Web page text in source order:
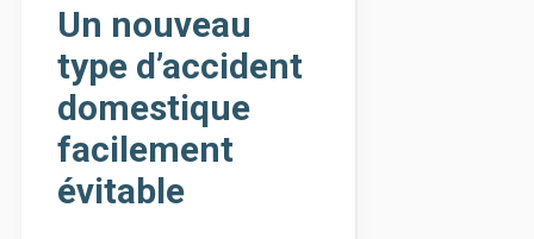
Un nouveau
type d’accident
domestique
facilement
évitable